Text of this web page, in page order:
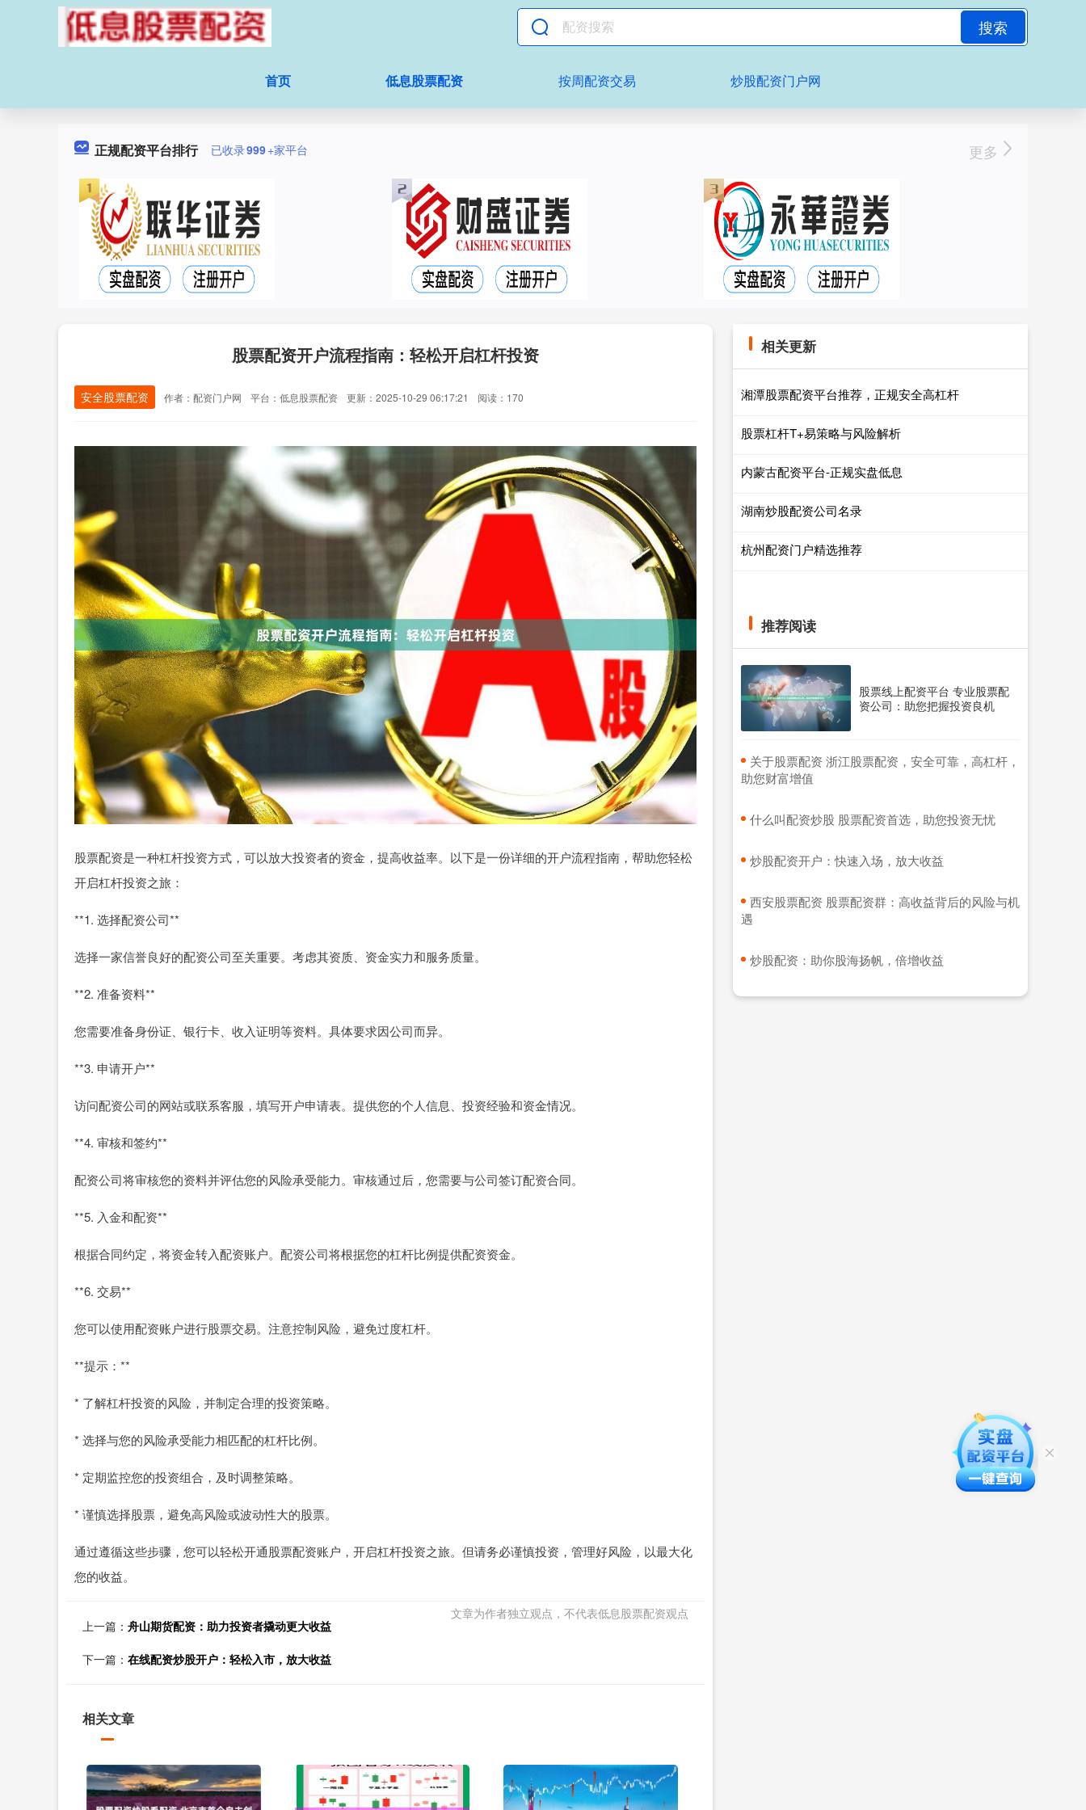
搜索
首页 低息股票配资 按周配资交易 炒股配资门户网
正规配资平台排行 已收录999+家平台 更多
股票配资开户流程指南：轻松开启杠杆投资
安全股票配资 作者：配资门户网 平台：低息股票配资 更新：2025-10-29 06:17:21 阅读：170
股票配资是一种杠杆投资方式，可以放大投资者的资金，提高收益率。以下是一份详细的开户流程指南，帮助您轻松
开启杠杆投资之旅：
**1. 选择配资公司**
选择一家信誉良好的配资公司至关重要。考虑其资质、资金实力和服务质量。
**2. 准备资料**
您需要准备身份证、银行卡、收入证明等资料。具体要求因公司而异。
**3. 申请开户**
访问配资公司的网站或联系客服，填写开户申请表。提供您的个人信息、投资经验和资金情况。
**4. 审核和签约**
配资公司将审核您的资料并评估您的风险承受能力。审核通过后，您需要与公司签订配资合同。
**5. 入金和配资**
根据合同约定，将资金转入配资账户。配资公司将根据您的杠杆比例提供配资资金。
**6. 交易**
您可以使用配资账户进行股票交易。注意控制风险，避免过度杠杆。
**提示：**
* 了解杠杆投资的风险，并制定合理的投资策略。
* 选择与您的风险承受能力相匹配的杠杆比例。
* 定期监控您的投资组合，及时调整策略。
* 谨慎选择股票，避免高风险或波动性大的股票。
通过遵循这些步骤，您可以轻松开通股票配资账户，开启杠杆投资之旅。但请务必谨慎投资，管理好风险，以最大化
您的收益。
文章为作者独立观点，不代表低息股票配资观点
上一篇： 舟山期货配资：助力投资者撬动更大收益
下一篇： 在线配资炒股开户：轻松入市，放大收益
相关文章
相关更新
湘潭股票配资平台推荐，正规安全高杠杆
股票杠杆T+易策略与风险解析
内蒙古配资平台-正规实盘低息
湖南炒股配资公司名录
杭州配资门户精选推荐
推荐阅读
股票线上配资平台 专业股票配
资公司：助您把握投资良机
​关于股票配资 浙江股票配资，安全可靠，高杠杆，
助您财富增值
​什么叫配资炒股 股票配资首选，助您投资无忧
​炒股配资开户：快速入场，放大收益
​西安股票配资 股票配资群：高收益背后的风险与机
遇
​炒股配资：助你股海扬帆，倍增收益